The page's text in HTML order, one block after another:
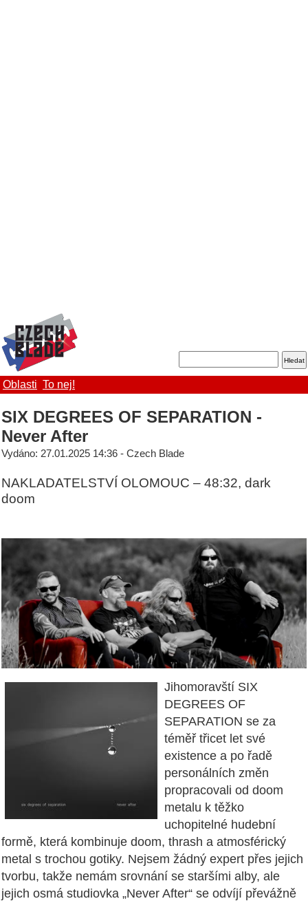
Oblasti To nej!
SIX DEGREES OF SEPARATION -
Never After
Vydáno: 27.01.2025 14:36 - Czech Blade
NAKLADATELSTVÍ OLOMOUC – 48:32, dark
doom
Jihomoravští SIX
DEGREES OF
SEPARATION se za
téměř třicet let své
existence a po řadě
personálních změn
propracovali od doom
metalu k těžko
uchopitelné hudební
formě, která kombinuje doom, thrash a atmosférický
metal s trochou gotiky. Nejsem žádný expert přes jejich
tvorbu, takže nemám srovnání se staršími alby, ale
jejich osmá studiovka „Never After“ se odvíjí převážně